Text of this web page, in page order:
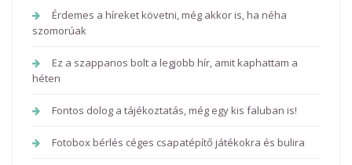
Érdemes a híreket követni, még akkor is, ha néha
szomorúak
Ez a szappanos bolt a legjobb hír, amit kaphattam a
héten
Fontos dolog a tájékoztatás, még egy kis faluban is!
Fotobox bérlés céges csapatépítő játékokra és bulira